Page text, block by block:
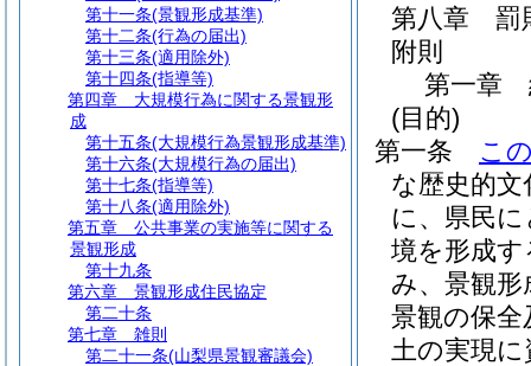
第八章
罰
附則
第一章
(目的)
第一条
こ
な歴史的
に、県民
境を形成
み、景観
景観の保
土の実現
第十一条(景観形成基準)
第十二条(行為の届出)
第十三条(適用除外)
第十四条(指導等)
第四章
大規模行為に関する景観形
成
第十五条(大規模行為景観形成基準)
第十六条(大規模行為の届出)
第十七条(指導等)
第十八条(適用除外)
第五章
公共事業の実施等に関する
景観形成
第十九条
第六章
景観形成住民協定
第二十条
第七章
雑則
第二十一条(山梨県景観審議会)